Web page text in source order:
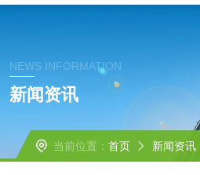
NEWS INFORMATION
新闻资讯
当前位置： 首页 新闻资讯